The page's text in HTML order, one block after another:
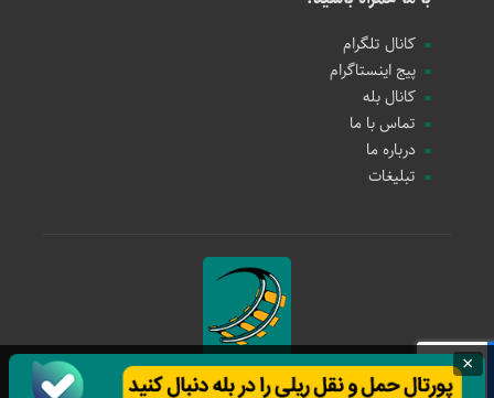
کانال تلگرام
پیج اینستاگرام
کانال بله
تماس با ما
درباره ما
تبلیغات
حمل و نقل ریلی
×